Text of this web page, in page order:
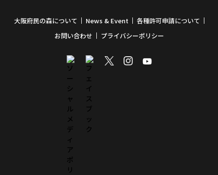
大阪府民の森について News & Event
各種許可申請について
お問い合わせ
プライバシーポリシー